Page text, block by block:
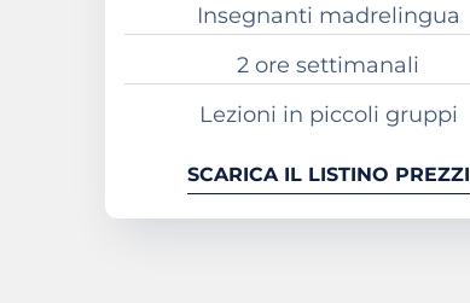
Insegnanti madrelingua
2 ore settimanali
Lezioni in piccoli gruppi
SCARICA IL LISTINO PREZZI